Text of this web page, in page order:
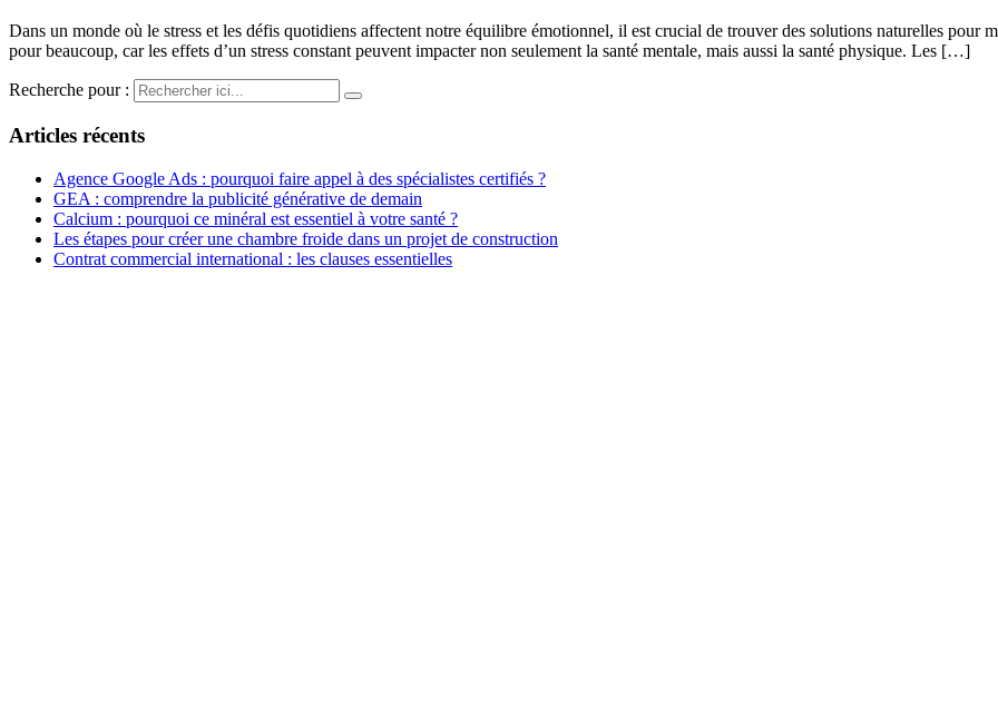
Dans un monde où le stress et les défis quotidiens affectent notre équilibre émotionnel, il est crucial de trouver des solutions naturelles pour
pour beaucoup, car les effets d’un stress constant peuvent impacter non seulement la santé mentale, mais aussi la santé physique. Les […]
Recherche pour :
Articles récents
Agence Google Ads : pourquoi faire appel à des spécialistes certifiés ?
GEA : comprendre la publicité générative de demain
Calcium : pourquoi ce minéral est essentiel à votre santé ?
Les étapes pour créer une chambre froide dans un projet de construction
Contrat commercial international : les clauses essentielles